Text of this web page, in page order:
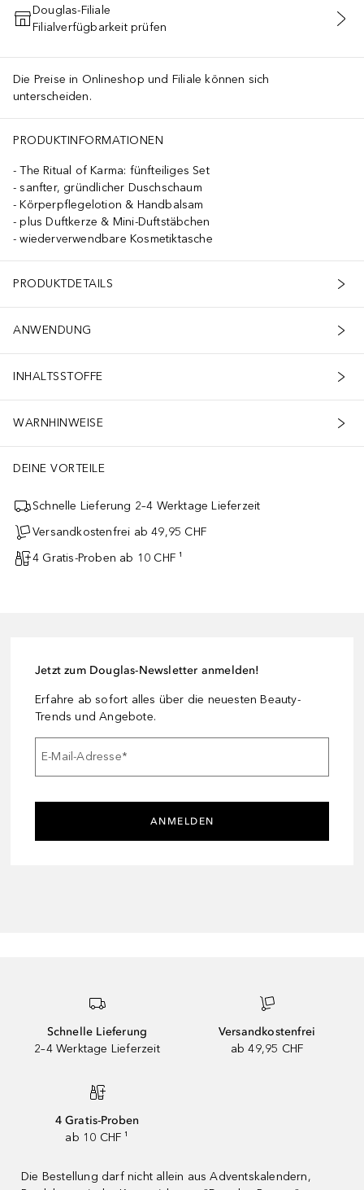
IN DEN WARENKORB
Douglas-Filiale
Filialverfügbarkeit prüfen
Die Preise in Onlineshop und Filiale können sich
unterscheiden.
PRODUKTINFORMATIONEN
The Ritual of Karma: fünfteiliges Set
sanfter, gründlicher Duschschaum
Körperpflegelotion & Handbalsam
plus Duftkerze & Mini-Duftstäbchen
wiederverwendbare Kosmetiktasche
PRODUKTDETAILS
ANWENDUNG
INHALTSSTOFFE
WARNHINWEISE
DEINE VORTEILE
Schnelle Lieferung 2–4 Werktage Lieferzeit
Versandkostenfrei ab 49,95 CHF
4 Gratis-Proben ab 10 CHF ¹
Jetzt zum Douglas-Newsletter anmelden!
Erfahre ab sofort alles über die neuesten Beauty-
Trends und Angebote.
E-Mail-Adresse*
ANMELDEN
Schnelle Lieferung
2–4 Werktage Lieferzeit
Versandkostenfrei
ab 49,95 CHF
4 Gratis-Proben
ab 10 CHF ¹
Die Bestellung darf nicht allein aus Adventskalendern,